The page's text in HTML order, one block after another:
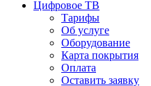
Цифровое ТВ
Тарифы
Об услуге
Оборудование
Карта покрытия
Оплата
Оставить заявку